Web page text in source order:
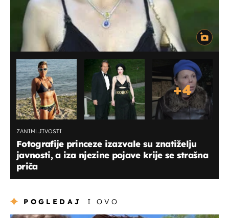
+4
ZANIMLJIVOSTI
Fotografije princeze izazvale su znatiželju
javnosti, a iza njezine pojave krije se strašna
priča
POGLEDAJ I OVO